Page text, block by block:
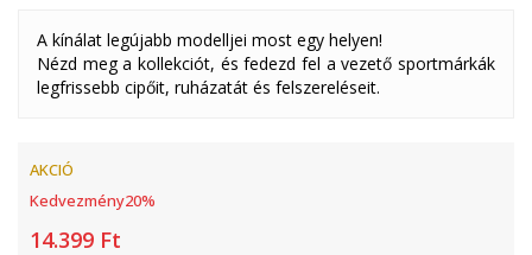
A kínálat legújabb modelljei most egy helyen!
Nézd meg a kollekciót, és fedezd fel a vezető sportmárkák
legfrissebb cipőit, ruházatát és felszereléseit.
AKCIÓ
Kedvezmény20%
14.399 Ft